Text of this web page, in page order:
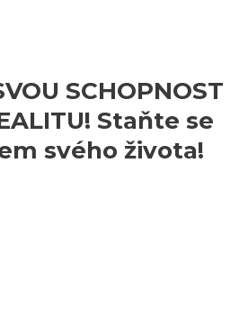
SCHOPNOST
Staňte se
svého života!